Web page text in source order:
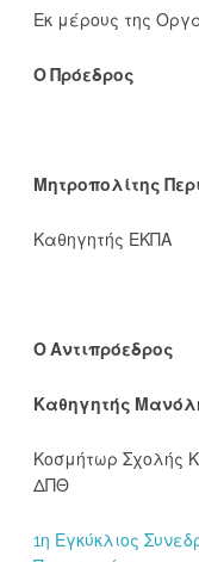
Εκ μέρους της
Ο Πρόεδρος
Μητροπολίτης
Καθηγητής ΕΚΠΑ
Ο Αντιπρόεδρος
Καθηγητής
Κοσμήτωρ Σχολής
ΔΠΘ
1η Εγκύκλιος